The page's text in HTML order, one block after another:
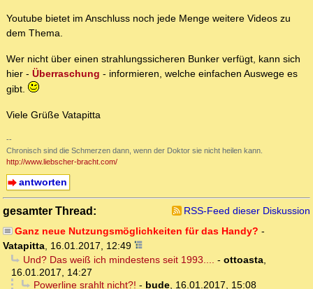
Youtube bietet im Anschluss noch jede Menge weitere Videos zu
dem Thema.
Wer nicht über einen strahlungssicheren Bunker verfügt, kann sich
hier - Überraschung - informieren, welche einfachen Auswege es
gibt.
Viele Grüße Vatapitta
--
Chronisch sind die Schmerzen dann, wenn der Doktor sie nicht heilen kann.
http://www.liebscher-bracht.com/
antworten
gesamter Thread:
RSS-Feed dieser Diskussion
Ganz neue Nutzungsmöglichkeiten für das Handy? -
Vatapitta, 16.01.2017, 12:49
Und? Das weiß ich mindestens seit 1993.... - ottoasta,
16.01.2017, 14:27
Powerline srahlt nicht?! - bude, 16.01.2017, 15:08